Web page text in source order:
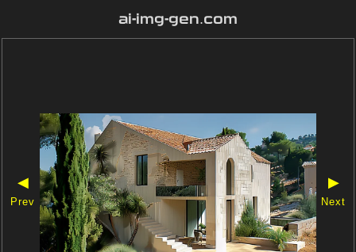
ai-img-gen.com
◀
Prev
▶
Next